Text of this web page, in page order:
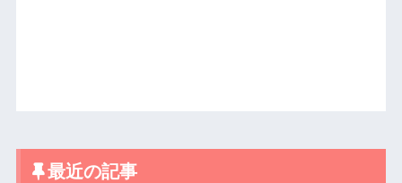
最近の記事